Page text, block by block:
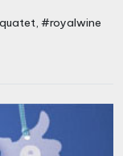
#royalwine